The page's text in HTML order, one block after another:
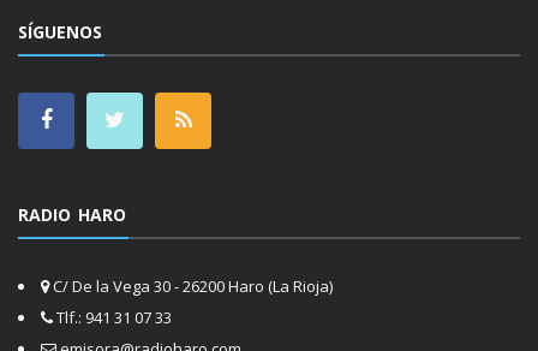
SÍGUENOS
RADIO HARO
C/ De la Vega 30 - 26200 Haro (La Rioja)
Tlf.: 941 31 07 33